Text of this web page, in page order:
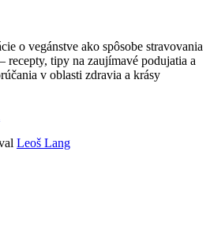
o vegánstve ako spôsobe stravovania
recepty, tipy na zaujímavé podujatia a
v oblasti zdravia a krásy
Leoš Lang